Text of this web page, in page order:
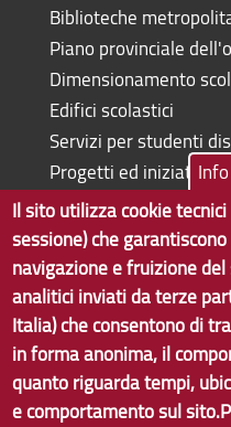
Biblioteche
Piano provinciale
Dimensionamento
Edifici scolastici
Servizi per studenti
Progetti ed iniziative
Copyright © 2017 Città
80007350103
Il sito utilizza cookie
sessione) che
navigazione e fruizione
analitici inviati da terze
Italia) che consentono di
in forma anonima, il
quanto riguarda tempi,
e comportamento sul